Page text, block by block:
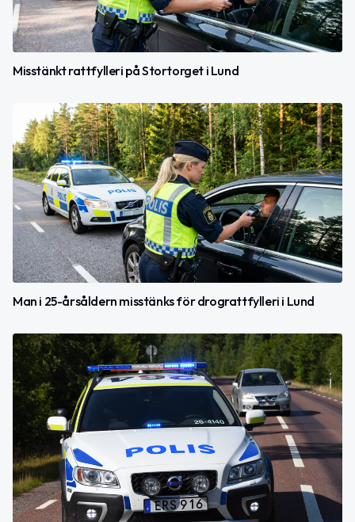
Misstänkt rattfylleri på Stortorget i Lund
Man i 25-årsåldern misstänks för drograttfylleri i Lund